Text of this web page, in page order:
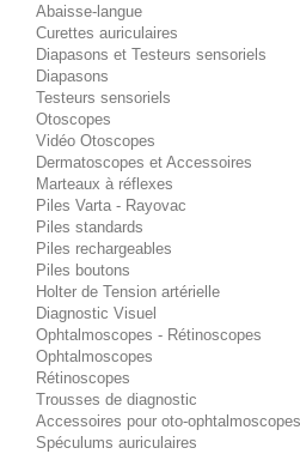
Abaisse-langue
Curettes auriculaires
Diapasons et Testeurs sensoriels
Diapasons
Testeurs sensoriels
Otoscopes
Vidéo Otoscopes
Dermatoscopes et Accessoires
Marteaux à réflexes
Piles Varta - Rayovac
Piles standards
Piles rechargeables
Piles boutons
Holter de Tension artérielle
Diagnostic Visuel
Ophtalmoscopes - Rétinoscopes
Ophtalmoscopes
Rétinoscopes
Trousses de diagnostic
Accessoires pour oto-ophtalmoscopes
Spéculums auriculaires